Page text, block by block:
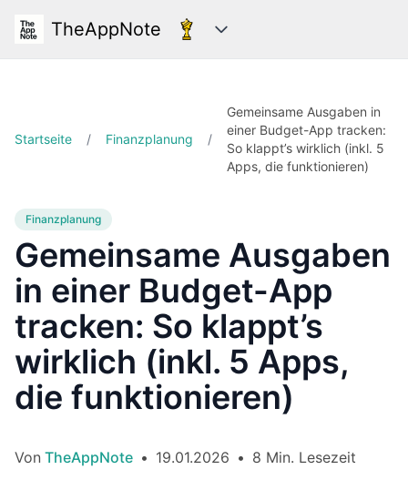
TheAppNote Kategorien
Startseite / Finanzplanung /
Gemeinsame Ausgaben in
einer Budget-App tracken:
So klappt’s wirklich (inkl. 5
Apps, die funktionieren)
Finanzplanung
Gemeinsame Ausgaben
in einer Budget-App
tracken: So klappt’s
wirklich (inkl. 5 Apps,
die funktionieren)
Von TheAppNote • 19.01.2026 • 8 Min. Lesezeit